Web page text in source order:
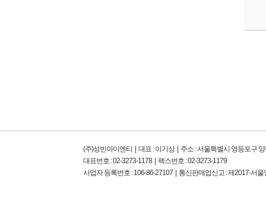
(주)성빈아이엔티 | 대표 : 이기상 | 주소 : 서울특별시 영등포구
대표번호 : 02-3273-1178 | 팩스번호 : 02-3273-1179
사업자 등록번호 : 106-86-27107 | 통신판매업신고 : 제2017-서